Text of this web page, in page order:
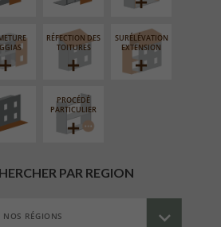
RÉFECTION DES
TOITURES
SURÉLÉVATION
EXTENSION
PROCÉDÉ
PARTICULIER
PAR REGION